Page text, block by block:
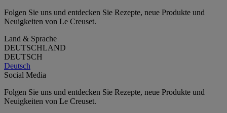
Folgen Sie uns und entdecken Sie Rezepte, neue Produkte und
Neuigkeiten von Le Creuset.
Land & Sprache
DEUTSCHLAND
DEUTSCH
Deutsch
Social Media
Folgen Sie uns und entdecken Sie Rezepte, neue Produkte und
Neuigkeiten von Le Creuset.